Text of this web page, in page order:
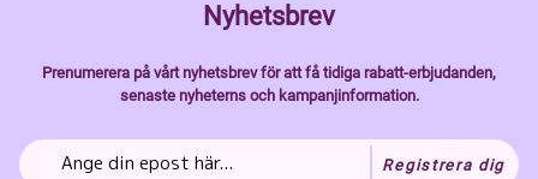
Nyhetsbrev
Prenumerera på vårt nyhetsbrev för att få tidiga rabatt-erbjudanden,
senaste nyheterns och kampanjinformation.
Registrera dig